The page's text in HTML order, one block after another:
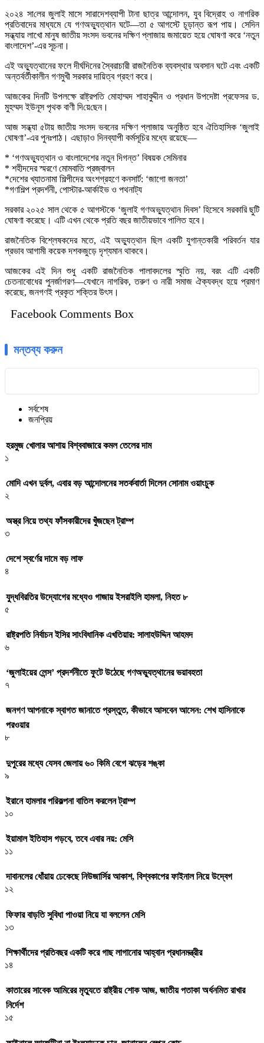
২০২৪ সা‌লের জুলাই মাসে সারাদেশব্যাপী টানা ছাত্র আন্দোলন, যুব বিদ্রোহ ও নাগরিক
প্রতিবাদের মাধ্যমে যে গণঅভ্যুত্থান ঘটে—তা ৫ আগস্টে চূড়ান্ত রূপ পায়। সেদিন
সন্ধ্যায় লাখো মানুষ জাতীয় সংসদ ভবনের দক্ষিণ প্লাজায় জমায়েত হয়ে ঘোষণা করে ‘নতুন
বাংলাদেশ’-এর সূচনা।
এই অভ্যুত্থানের ফলে দীর্ঘদিনের স্বৈরাচারী রাজনৈতিক ব্যবস্থার অবসান ঘটে এবং একটি
অন্তর্বর্তীকালীন গণমুখী সরকার দায়িত্ব গ্রহণ করে।
আজকের দিনটি উপলক্ষে রাষ্ট্রপতি মোহাম্মদ শাহাবুদ্দীন ও প্রধান উপদেষ্টা প্রফেসর ড.
মুহম্মদ ইউনূস পৃথক বাণী দি‌য়ে‌ছেন।
আজ সন্ধ্যা ৫টায় জাতীয় সংসদ ভবনের দক্ষিণ প্লাজায় অনুষ্ঠিত হবে ঐতিহাসিক ‘জুলাই
ঘোষণা’-এর পুনঃপাঠ। এছাড়াও দিনব্যাপী কর্মসূচির মধ্যে রয়েছে—
* ‘গণঅভ্যুত্থান ও বাংলাদেশের নতুন দিগন্ত’ বিষয়ক সেমিনার
* শহীদদের স্মরণে মোমবাতি প্রজ্বালন
*দেশের খ্যাতনামা শিল্পীদের অংশগ্রহণে কনসার্ট: ‘জাগো জনতা’
*গণশিল্প প্রদর্শনী, পোস্টার-আর্কাইভ ও পথনাট্য
সরকার ২০২৫ সাল থেকে ৫ আগস্টকে ‘জুলাই গণঅভ্যুত্থান দিবস’ হিসেবে সরকারি ছুটি
ঘোষণা করেছে। এটি এখন থেকে প্রতি বছর জাতীয়ভাবে পালিত হবে।
রাজনৈতিক বিশ্লেষকদের মতে, এই অভ্যুত্থান ছিল একটি যুগান্তকারী পরিবর্তন যার
প্রভাব আগামী কয়েক দশকজুড়ে দৃশ্যমান থাকবে।
আজকের এই দিন শুধু একটি রাজনৈতিক পালাবদলের স্মৃতি নয়, বরং এটি একটি
চেতনাবোধের পুনর্জাগরণ—যেখানে নাগরিক, তরুণ ও নারী সমাজ ঐক্যবদ্ধ হয়ে প্রমাণ
করেছে, জনগণই প্রকৃত শক্তির উৎস।
Facebook Comments Box
মন্তব্য করুন
সর্বশেষ
জনপ্রিয়
হরমুজ খোলার আশায় বিশ্ববাজারে কমল তেলের দাম
১
মোদি এখন দুর্বল, এবার বড় আন্দোলনের সতর্কবার্তা দিলেন সোনাম ওয়াংচুক
২
অস্ত্র নিয়ে তথ্য ফাঁসকারীদের খুঁজছেন ট্রাম্প
৩
দেশে স্বর্ণের দামে বড় লাফ
৪
যুদ্ধবিরতির উদ্যোগের মধ্যেও গাজায় ইসরাইলি হামলা, নিহত ৮
৫
রাষ্ট্রপতি নির্বাচন ইসির সাংবিধানিক এখতিয়ার: সালাহউদ্দিন আহমদ
৬
‘জুলাইয়ের লেন্স’ প্রদর্শনীতে ফুটে উঠেছে গণঅভ্যুত্থানের ভয়াবহতা
৭
জনগণ আপনাকে স্বাগত জানাতে প্রস্তুত, কীভাবে আসবেন আসেন: শেখ হাসিনাকে
পরওয়ার
৮
দুপুরের মধ্যে যেসব জেলায় ৬০ কিমি বেগে ঝড়ের শঙ্কা
৯
ইরানে হামলার পরিকল্পনা বাতিল করলেন ট্রাম্প
১০
ইয়ামাল ইতিহাস গড়বে, তবে এবার নয়: মেসি
১১
দাবানলের ধোঁয়ায় ঢেকেছে নিউজার্সির আকাশ, বিশ্বকাপের ফাইনাল নিয়ে উদ্বেগ
১২
ফিফার বাড়তি সুবিধা পাওয়া নিয়ে যা বললেন মেসি
১৩
শিক্ষার্থীদের প্রতিবছর একটি করে গাছ লাগানোর আহ্বান প্রধানমন্ত্রীর
১৪
কাতারের সাবেক আমিরের মৃত্যুতে রাষ্ট্রীয় শোক আজ, জাতীয় পতাকা অর্ধনমিত রাখার
নির্দেশ
১৫